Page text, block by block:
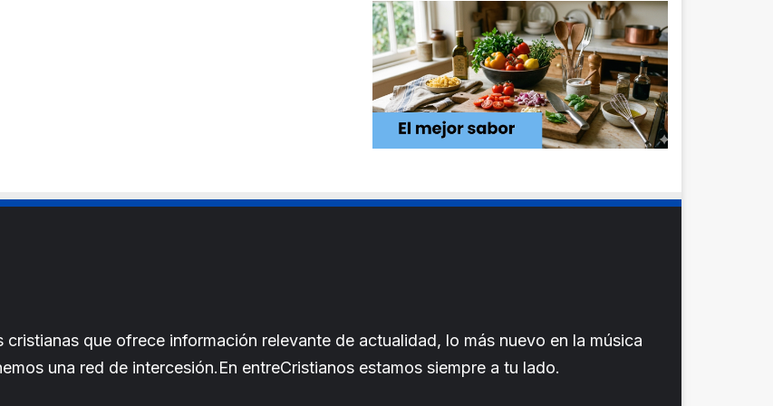
que ofrece información relevante de actualidad, lo más nuevo en la música
una red de intercesión.En entreCristianos estamos siempre a tu lado.